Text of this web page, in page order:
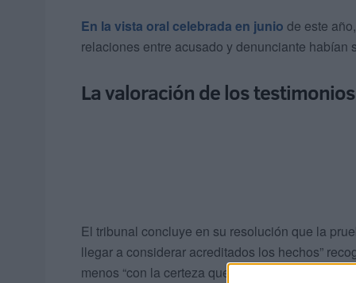
En la vista oral celebrada en junio de este
relaciones entre acusado y denunciante habían
La valoración de los testimonios
El tribunal concluye en su resolución que la
llegar a considerar acreditados los hechos”
menos “con la certeza que requiere una